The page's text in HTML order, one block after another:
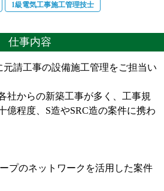
1級電気工事施工管理技士
仕事内容
請工事の設備施工管理をご担当い
社からの新築工事が多く、工事規
億程度、S造やSRC造の案件に携わ
プのネットワークを活用した案件